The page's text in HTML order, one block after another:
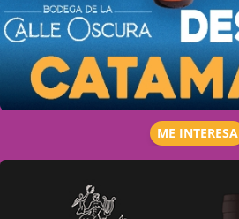
ME INTERESA